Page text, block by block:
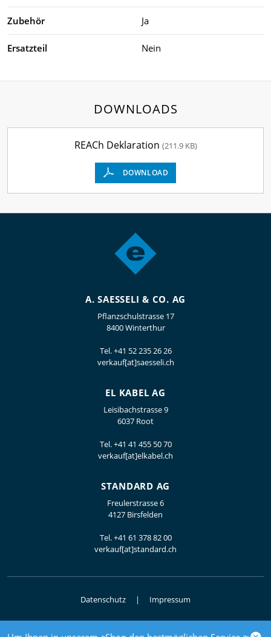
Zubehör Ja
Ersatzteil Nein
DOWNLOADS
REACh Deklaration (211.9 KB)
DOWNLOAD
A. SAESSELI & CO. AG
Pflanzschulstrasse 17
8400 Winterthur
Tel.+41 52 235 26 26
verkauf[at]saesseli.ch
EL KABEL AG
Leisibachstrasse 9
6037 Root
Tel.+41 41 455 50 70
verkauf[at]elkabel.ch
STANDARD AG
Freulerstrasse 6
4127 Birsfelden
Tel.+41 61 378 82 00
verkauf[at]standard.ch
Datenschutz Impressum